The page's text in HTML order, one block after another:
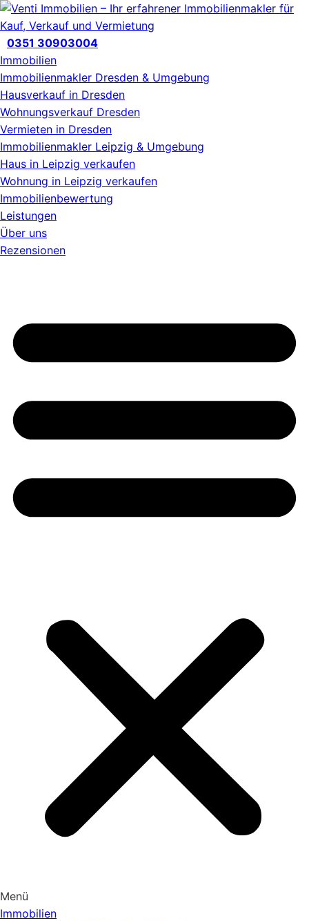
Zum
Inhalt
wechseln
0351 30903004
Immobilien
Immobilienmakler Dresden & Umgebung
Hausverkauf in Dresden
Wohnungsverkauf Dresden
Vermieten in Dresden
Immobilienmakler Leipzig & Umgebung
Haus in Leipzig verkaufen
Wohnung in Leipzig verkaufen
Immobilienbewertung
Leistungen
Über uns
Rezensionen
Menü
Immobilien